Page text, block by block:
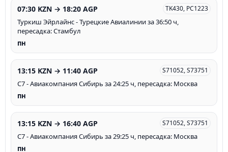
07:30 KZN → 18:20 AGP TK430, PC1223
Туркиш Эйрлайнс - Турецкие Авиалинии за 36:50 ч,
пересадка: Стамбул
пн
13:15 KZN → 11:40 AGP S71052, S73751
С7 - Авиакомпания Сибирь за 24:25 ч, пересадка: Москва
пн
13:15 KZN → 16:40 AGP S71052, S73751
С7 - Авиакомпания Сибирь за 29:25 ч, пересадка: Москва
пн